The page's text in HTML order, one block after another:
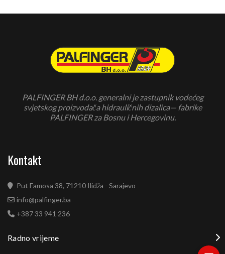
PALFINGER BH d.o.o. generalni je zastupnik vodećeg
svjetskog proizvodača hidrauličnih dizalica— fabrike
PALFINGER za Bosnu i Hercegovinu.
Kontakt
Put Famosa 38, 71210 Ilidža - Sarajevo
info@palfinger.ba
+387 33 941 236
Radno vrijeme